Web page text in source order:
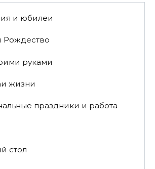
и юбилеи
Рождество
руками
жизни
праздники и работа
стол